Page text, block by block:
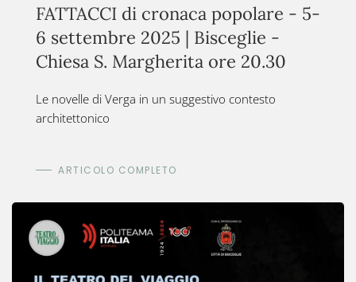
FATTACCI di cronaca popolare - 5-
6 settembre 2025 | Bisceglie -
Chiesa S. Margherita ore 20.30
Le novelle di Verga in un suggestivo contesto
architettonico
ARTICOLO COMPLETO